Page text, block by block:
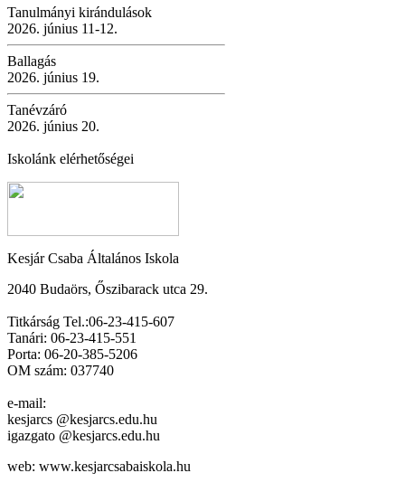
Tanulmányi kirándulások
2026. június 11-12.
Ballagás
2026. június 19.
Tanévzáró
2026. június 20.
Iskolánk elérhetőségei
Kesjár Csaba Általános Iskola
2040 Budaörs, Őszibarack utca 29.
Titkárság Tel.:06-23-415-607
Tanári: 06-23-415-551
Porta: 06-20-385-5206
OM szám: 037740
e-mail:
kesjarcs @kesjarcs.edu.hu
igazgato @kesjarcs.edu.hu
web: www.kesjarcsabaiskola.hu